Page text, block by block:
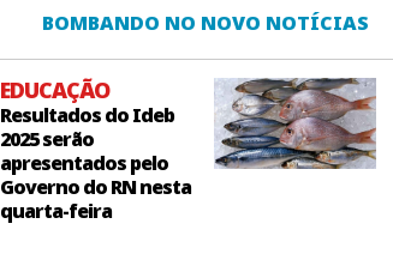
BOMBANDO NO NOVO NOTÍCIAS
EDUCAÇÃO
Resultados do Ideb
2025 serão
apresentados pelo
Governo do RN nesta
quarta-feira